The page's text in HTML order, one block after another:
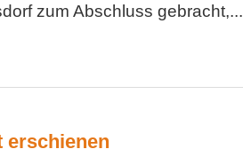
zum Abschluss gebracht,...
erschienen